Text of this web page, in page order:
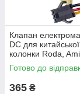
Клапан
DC для китайської
колонки Roda,
Готово до
365 ₴